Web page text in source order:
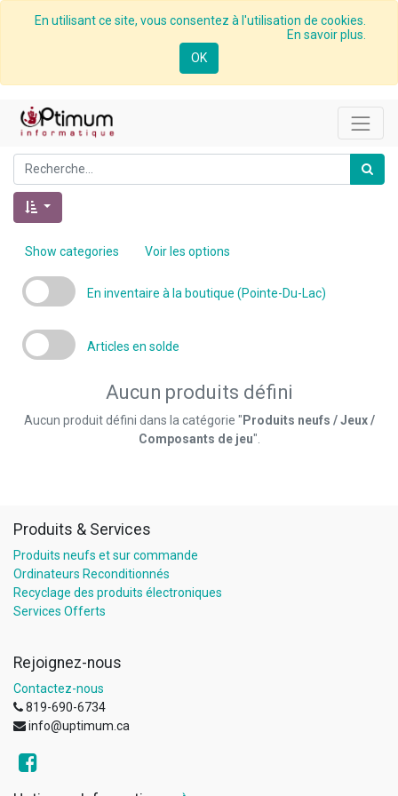
En utilisant ce site, vous consentez à l'utilisation de cookies.
En savoir plus.
OK
Show categories Voir les options
En inventaire à la boutique (Pointe-Du-Lac)
Articles en solde
Aucun produits défini
Aucun produit défini dans la catégorie " Produits neufs / Jeux /
Composants de jeu".
Produits & Services
Produits neufs et sur commande
Ordinateurs Reconditionnés
Recyclage des produits électroniques
Services Offerts
Rejoignez-nous
Contactez-nous
819-690-6734
info@uptimum.ca